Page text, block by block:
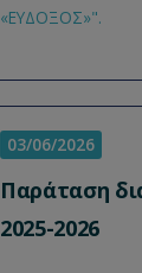
«ΕΥΔΟΞΟΣ»".
03/06/2026
Παράταση
2025-2026